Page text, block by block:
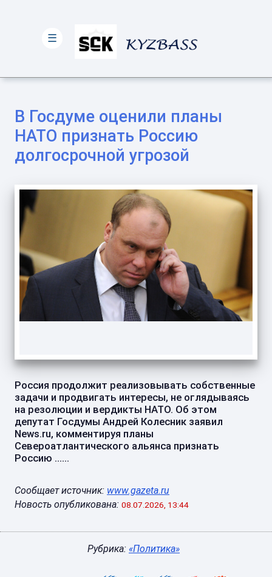
В Госдуме оценили планы
НАТО признать Россию
долгосрочной угрозой
Россия продолжит реализовывать собственные
задачи и продвигать интересы, не оглядываясь
на резолюции и вердикты НАТО. Об этом
депутат Госдумы Андрей Колесник заявил
News.ru, комментируя планы
Североатлантического альянса признать
Россию ......
Сообщает источник: www.gazeta.ru
Новость опубликована: 08.07.2026, 13:44
Рубрика: «Политика»
☰